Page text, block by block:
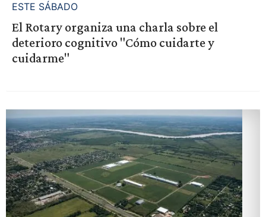
ESTE SÁBADO
El Rotary organiza una charla sobre el
deterioro cognitivo "Cómo cuidarte y
cuidarme"